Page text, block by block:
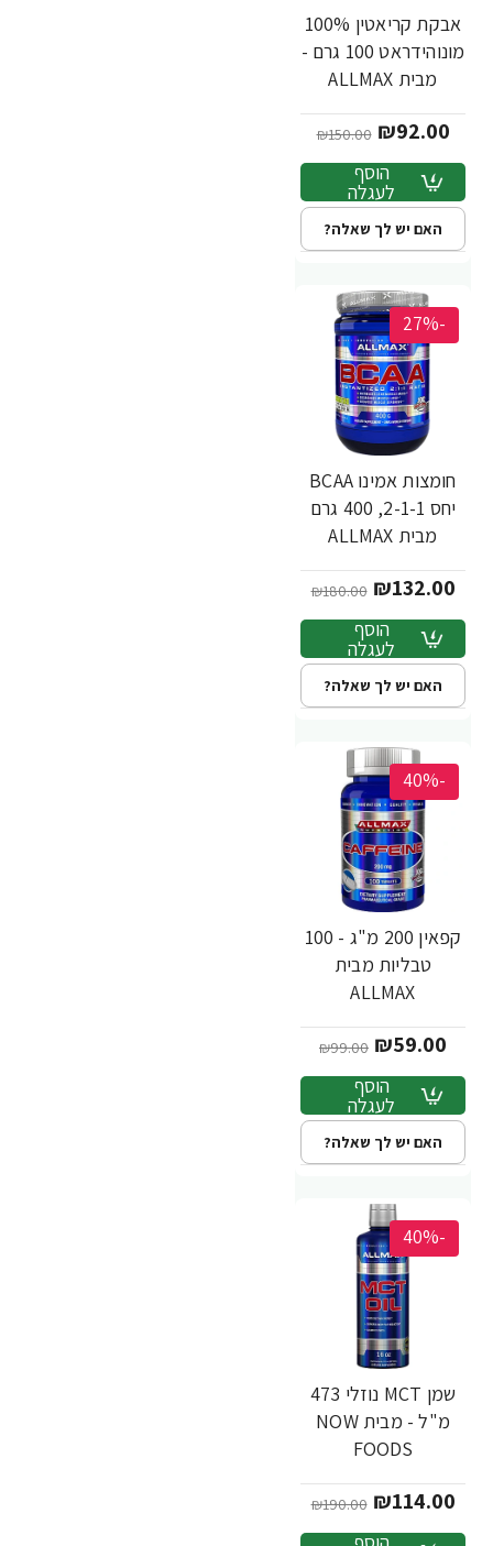
אבקת קריאטין 100%
מונוהידראט 100 גרם -
מבית ALLMAX
₪92.00
₪150.00
הוסף
לעגלה
האם יש לך שאלה?
-27%
חומצות אמינו BCAA
יחס 2-1-1, 400 גרם
מבית ALLMAX
₪132.00
₪180.00
הוסף
לעגלה
האם יש לך שאלה?
-40%
קפאין 200 מ"ג - 100
טבליות מבית
ALLMAX
₪59.00
₪99.00
הוסף
לעגלה
האם יש לך שאלה?
-40%
שמן MCT נוזלי 473
מ"ל - מבית NOW
FOODS
₪114.00
₪190.00